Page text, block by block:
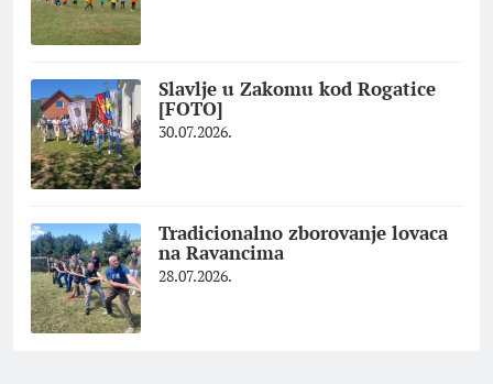
Slavlje u Zakomu kod Rogatice
[FOTO]
30.07.2026.
Tradicionalno zborovanje lovaca
na Ravancima
28.07.2026.